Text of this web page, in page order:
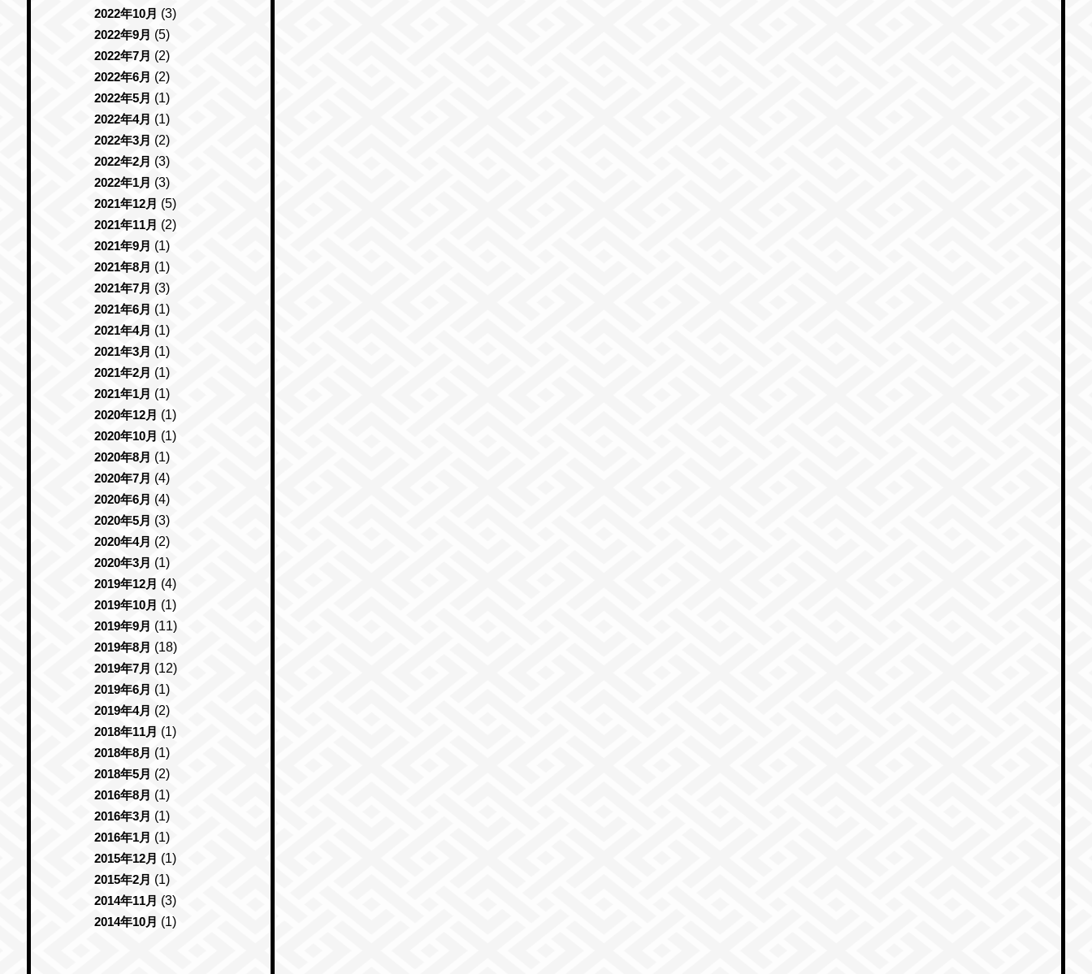
2022年10月 (3)
2022年9月 (5)
2022年7月 (2)
2022年6月 (2)
2022年5月 (1)
2022年4月 (1)
2022年3月 (2)
2022年2月 (3)
2022年1月 (3)
2021年12月 (5)
2021年11月 (2)
2021年9月 (1)
2021年8月 (1)
2021年7月 (3)
2021年6月 (1)
2021年4月 (1)
2021年3月 (1)
2021年2月 (1)
2021年1月 (1)
2020年12月 (1)
2020年10月 (1)
2020年8月 (1)
2020年7月 (4)
2020年6月 (4)
2020年5月 (3)
2020年4月 (2)
2020年3月 (1)
2019年12月 (4)
2019年10月 (1)
2019年9月 (11)
2019年8月 (18)
2019年7月 (12)
2019年6月 (1)
2019年4月 (2)
2018年11月 (1)
2018年8月 (1)
2018年5月 (2)
2016年8月 (1)
2016年3月 (1)
2016年1月 (1)
2015年12月 (1)
2015年2月 (1)
2014年11月 (3)
2014年10月 (1)